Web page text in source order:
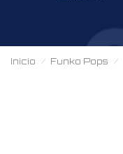
Inicio Funko Pops